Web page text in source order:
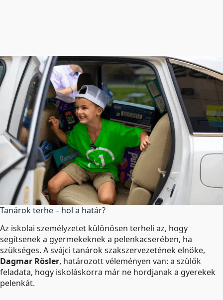
Tanárok terhe – hol a határ?
Az iskolai személyzetet különösen terheli az, hogy
segítsenek a gyermekeknek a pelenkacserében, ha
szükséges. A svájci tanárok szakszervezetének elnöke,
Dagmar Rösler, határozott véleményen van: a szülők
feladata, hogy iskoláskorra már ne hordjanak a gyerekek
pelenkát.